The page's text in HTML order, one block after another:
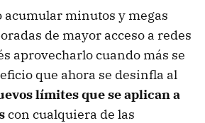
minutos y megas
de mayor acceso a redes
aprovecharlo cuando más se
que ahora se desinfla al
límites que se aplican a
con cualquiera de las